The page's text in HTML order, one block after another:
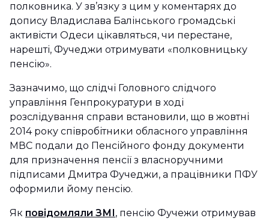
полковника. У зв’язку з цим у коментарях до
допису Владислава Балінського громадські
активісти Одеси цікавляться, чи перестане,
нарешті, Фучеджи отримувати «полковницьку
пенсію».
Зазначимо, що слідчі Головного слідчого
управління Генпрокуратури в ході
розслідування справи встановили, що в жовтні
2014 року співробітники обласного управління
МВС подали до Пенсійного фонду документи
для призначення пенсії з власноручними
підписами Дмитра Фучеджи, а працівники ПФУ
оформили йому пенсію.
Як повідомляли ЗМІ, пенсію Фучежи отримував